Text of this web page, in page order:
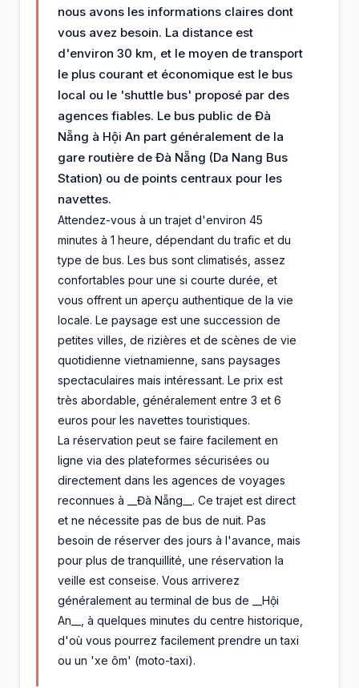
nous avons les informations claires dont
vous avez besoin. La distance est
d'environ 30 km, et le moyen de transport
le plus courant et économique est le bus
local ou le 'shuttle bus' proposé par des
agences fiables. Le bus public de Đà
Nẵng à Hội An part généralement de la
gare routière de Đà Nẵng (Da Nang Bus
Station) ou de points centraux pour les
navettes.
Attendez-vous à un trajet d'environ 45
minutes à 1 heure, dépendant du trafic et du
type de bus. Les bus sont climatisés, assez
confortables pour une si courte durée, et
vous offrent un aperçu authentique de la vie
locale. Le paysage est une succession de
petites villes, de rizières et de scènes de vie
quotidienne vietnamienne, sans paysages
spectaculaires mais intéressant. Le prix est
très abordable, généralement entre 3 et 6
euros pour les navettes touristiques.
La réservation peut se faire facilement en
ligne via des plateformes sécurisées ou
directement dans les agences de voyages
reconnues à __Đà Nẵng__. Ce trajet est direct
et ne nécessite pas de bus de nuit. Pas
besoin de réserver des jours à l'avance, mais
pour plus de tranquillité, une réservation la
veille est conseise. Vous arriverez
généralement au terminal de bus de __Hội
An__, à quelques minutes du centre historique,
d'où vous pourrez facilement prendre un taxi
ou un 'xe ôm' (moto-taxi).